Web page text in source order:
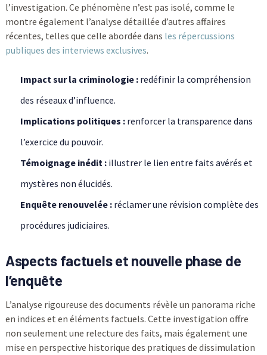
l’investigation. Ce phénomène n’est pas isolé, comme le
montre également l’analyse détaillée d’autres affaires
récentes, telles que celle abordée dans les répercussions
publiques des interviews exclusives.
Impact sur la criminologie :redéfinir la compréhension
des réseaux d’influence.
Implications politiques :renforcer la transparence dans
l’exercice du pouvoir.
Témoignage inédit :illustrer le lien entre faits avérés et
mystères non élucidés.
Enquête renouvelée :réclamer une révision complète des
procédures judiciaires.
Aspects factuels et nouvelle phase de
l’enquête
L’analyse rigoureuse des documents révèle un panorama riche
en indices et en éléments factuels. Cette investigation offre
non seulement une relecture des faits, mais également une
mise en perspective historique des pratiques de dissimulation